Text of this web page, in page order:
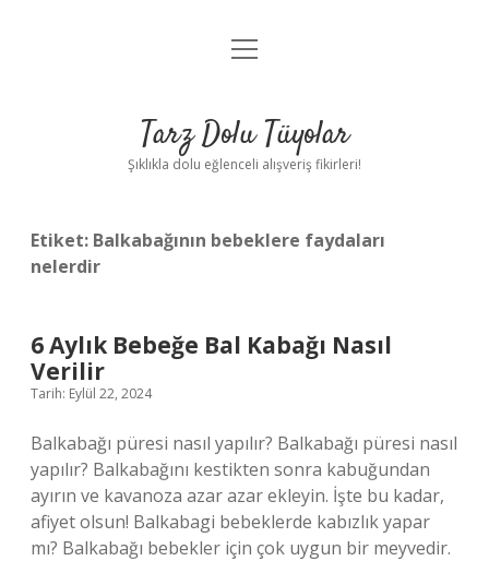
Anasayfa
Yasal Uyarı
menüyü
Tarz Dolu Tüyolar
Şıklıkla dolu eğlenceli alışveriş fikirleri!
Etiket: Balkabağının bebeklere faydaları
nelerdir
6 Aylık Bebeğe Bal Kabağı Nasıl
Verilir
Tarih: Eylül 22, 2024
Balkabağı püresi nasıl yapılır? Balkabağı püresi nasıl
yapılır? Balkabağını kestikten sonra kabuğundan
ayırın ve kavanoza azar azar ekleyin. İşte bu kadar,
afiyet olsun! Balkabagi bebeklerde kabızlık yapar
mı? Balkabağı bebekler için çok uygun bir meyvedir.